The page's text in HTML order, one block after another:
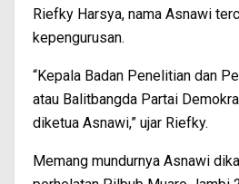
Riefky Harsya, nama Asnawi
kepengurusan.
“Kepala Badan Penelitian dan
atau Balitbangda Partai
diketua Asnawi,” ujar Riefky.
Memang mundurnya Asnawi